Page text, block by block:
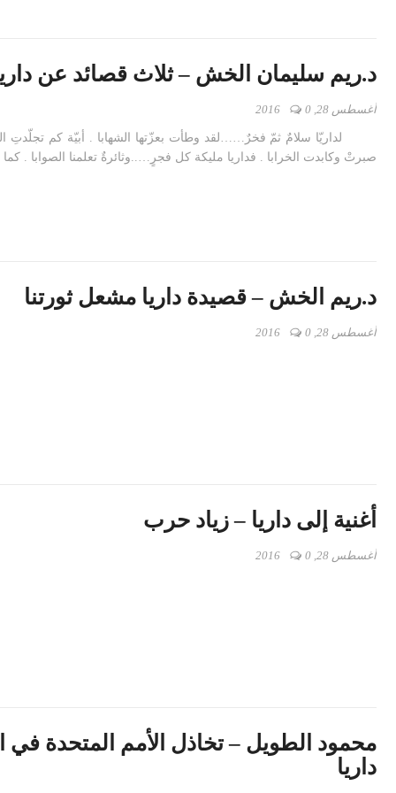
د.ريم سليمان الخش – ثلاث قصائد عن
أغسطس 28, 2016 0
لداريّا سلامٌ ثمّ فخرٌ……لقد وطأت بعزّتها الشهابا . أبيّة كم تجلّدتِ
صبرتْ وكابدت الخرابا . فداريا مليكة كل فجرٍ…..وثائرةٌ تعلمنا الصوابا .
د.ريم الخش – قصيدة داريا مشعل ثورتنا
أغسطس 28, 2016 0
أغنية إلى داريا – زياد حرب
أغسطس 28, 2016 0
محمود الطويل – تخاذل الأمم المتحدة في
داريا